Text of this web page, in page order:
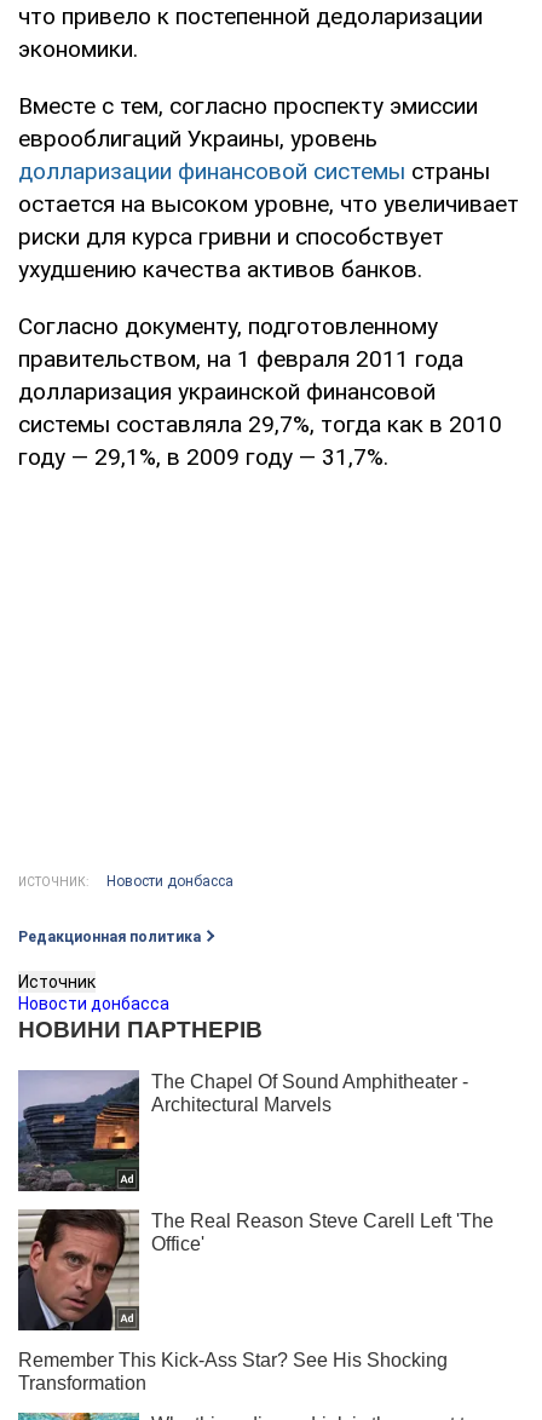
что привело к постепенной дедоларизации
экономики.
Вместе с тем, согласно проспекту эмиссии
еврооблигаций Украины, уровень
долларизации финансовой системы страны
остается на высоком уровне, что увеличивает
риски для курса гривни и способствует
ухудшению качества активов банков.
Согласно документу, подготовленному
правительством, на 1 февраля 2011 года
долларизация украинской финансовой
системы составляла 29,7%, тогда как в 2010
году — 29,1%, в 2009 году — 31,7%.
ИСТОЧНИК: Новости донбасса
Редакционная политика
Источник
Новости донбасса